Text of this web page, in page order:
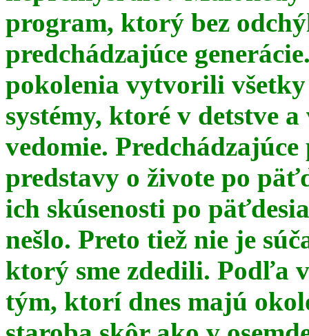
program, ktorý bez
predchádzajúce
pokolenia vytvorili
systémy, ktoré v detstve
vedomie.
predstavy o živote po
ich skúsenosti po
nešlo. Preto tiež nie je
ktorý sme zdedili. Podľa
tým, ktorí dnes majú